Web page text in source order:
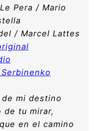
Pera / Mario
/ Marcel Lattes
mi destino
de tu mirar,
en el camino